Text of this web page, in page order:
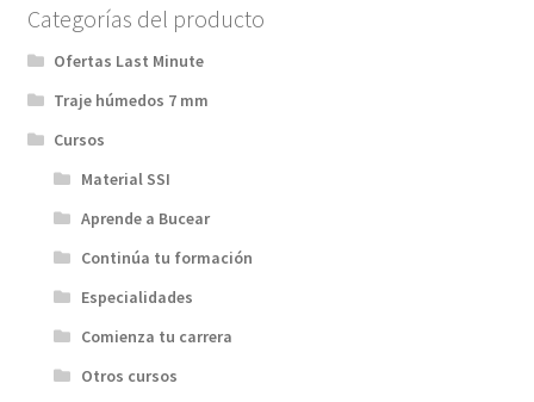
Categorías del producto
Ofertas Last Minute
Traje húmedos 7 mm
Cursos
Material SSI
Aprende a Bucear
Continúa tu formación
Especialidades
Comienza tu carrera
Otros cursos